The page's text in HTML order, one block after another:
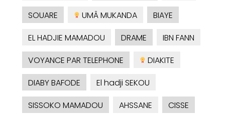
SOUARE
UMÂ MUKANDA
BIAYE
EL HADJIE MAMADOU
DRAME
IBN FANN
VOYANCE PAR TELEPHONE
DIAKITE
DIABY BAFODE
El hadji SEKOU
SISSOKO MAMADOU
AHSSANE
CISSE